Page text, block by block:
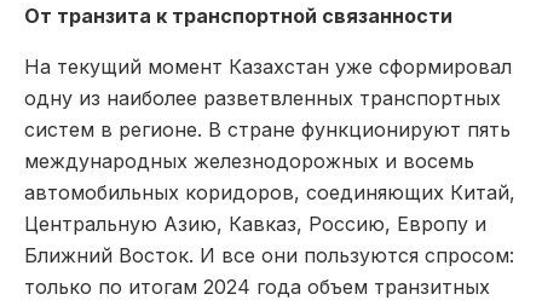
От транзита к транспортной связанности
На текущий момент Казахстан уже сформировал
одну из наиболее разветвленных транспортных
систем в регионе. В стране функционируют пять
международных железнодорожных и восемь
автомобильных коридоров, соединяющих Китай,
Центральную Азию, Кавказ, Россию, Европу и
Ближний Восток. И все они пользуются спросом:
только по итогам 2024 года объем транзитных